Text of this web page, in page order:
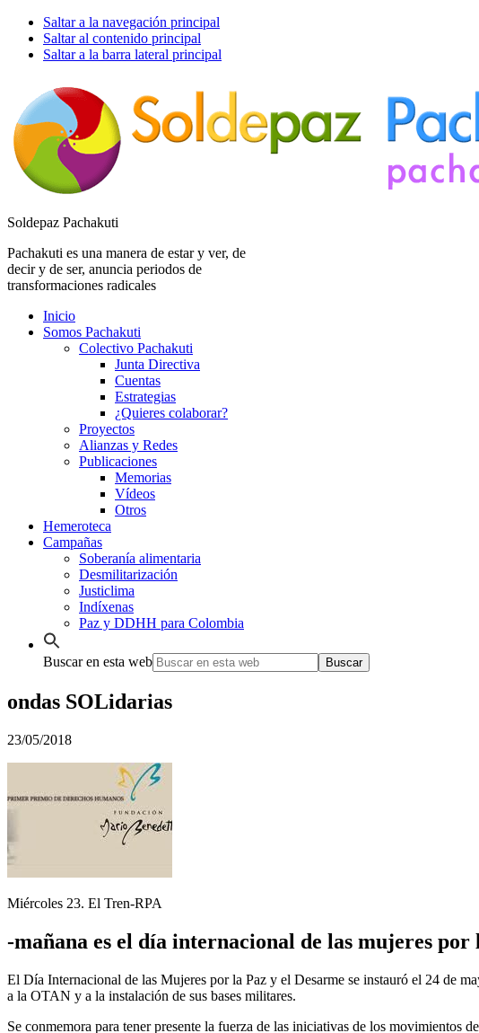
Saltar a la navegación principal
Saltar al contenido principal
Saltar a la barra lateral principal
Soldepaz Pachakuti
Pachakuti es una manera de estar y ver, de
decir y de ser, anuncia periodos de
transformaciones radicales
Inicio
Somos Pachakuti
Colectivo Pachakuti
Junta Directiva
Cuentas
Estrategias
¿Quieres colaborar?
Proyectos
Alianzas y Redes
Publicaciones
Memorias
Vídeos
Otros
Hemeroteca
Campañas
Soberanía alimentaria
Desmilitarización
Justiclima
Indíxenas
Paz y DDHH para Colombia
Buscar en esta web
ondas SOLidarias
23/05/2018
Miércoles 23. El Tren-RPA
-mañana es el día internacional de las mujeres por
El Día Internacional de las Mujeres por la Paz y el Desarme se instauró el 24 de
a la OTAN y a la instalación de sus bases militares.
Se conmemora para tener presente la fuerza de las iniciativas de los movimientos